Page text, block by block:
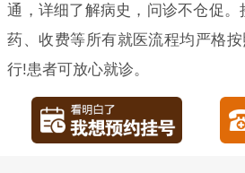
通，详细了解病史，问诊不仓促。
药、收费等所有就医流程均严格
行!患者可放心就诊。